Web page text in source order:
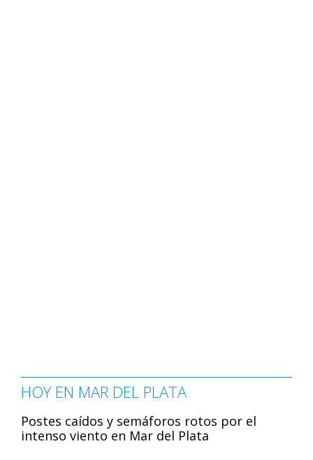
HOY EN MAR DEL PLATA
Postes caídos y semáforos rotos por el
intenso viento en Mar del Plata